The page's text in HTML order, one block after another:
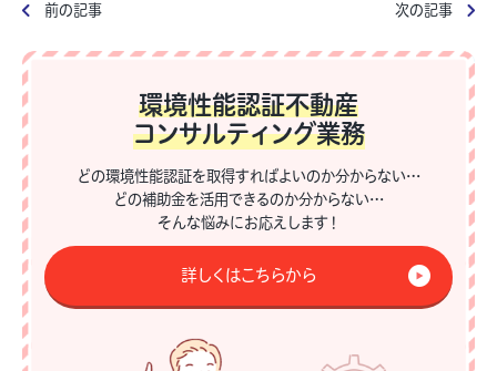
前の記事 次の記事
環境性能認証不動産
コンサルティング業務
どの環境性能認証を取得すればよいのか分からない…
どの補助金を活用できるのか分からない…
そんな悩みにお応えします！
詳しくはこちらから